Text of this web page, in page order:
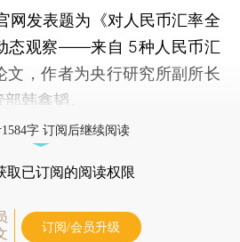
发表题为《对人民币汇率全
态观察——来自 5种人民币汇
文，作者为央行研究所副所长
韩鑫韬。
字 订阅后继续阅读
取已订阅的阅读权限
订阅/会员升级